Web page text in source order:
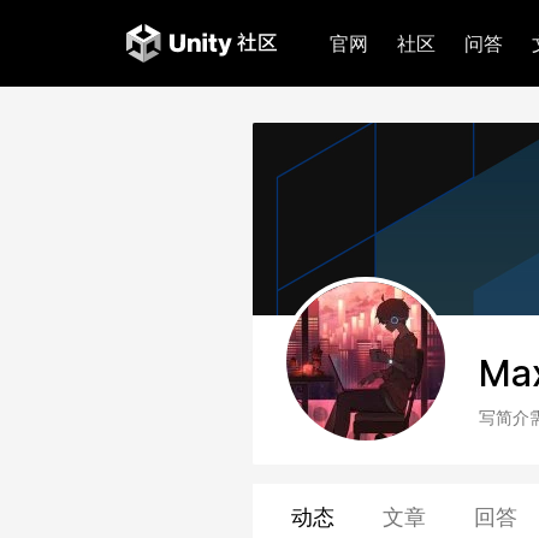
官网 社区 问答
写简介
动态 文章 回答